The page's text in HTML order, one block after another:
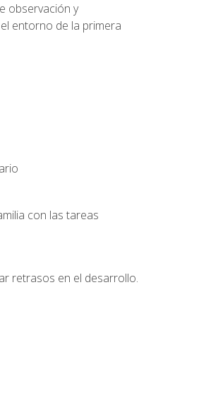
observación y
entorno de la primera
con las tareas
retrasos en el desarrollo.